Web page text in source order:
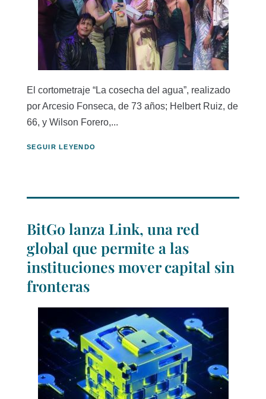
El cortometraje “La cosecha del agua”, realizado
por Arcesio Fonseca, de 73 años; Helbert Ruiz, de
66, y Wilson Forero,...
SEGUIR LEYENDO
BitGo lanza Link, una red
global que permite a las
instituciones mover capital sin
fronteras